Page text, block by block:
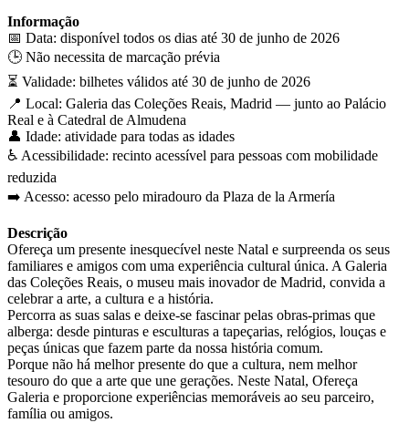
Informação
📅 Data: disponível todos os dias até 30 de junho de 2026
🕒 Não necessita de marcação prévia
⏳ Validade: bilhetes válidos até 30 de junho de 2026
📍 Local: Galeria das Coleções Reais, Madrid — junto ao Palácio
Real e à Catedral de Almudena
👤 Idade: atividade para todas as idades
♿ Acessibilidade: recinto acessível para pessoas com mobilidade
reduzida
➡️ Acesso: acesso pelo miradouro da Plaza de la Armería
Descrição
Ofereça um presente inesquecível neste Natal e surpreenda os seus
familiares e amigos com uma experiência cultural única. A Galeria
das Coleções Reais, o museu mais inovador de Madrid, convida a
celebrar a arte, a cultura e a história.
Percorra as suas salas e deixe-se fascinar pelas obras-primas que
alberga: desde pinturas e esculturas a tapeçarias, relógios, louças e
peças únicas que fazem parte da nossa história comum.
Porque não há melhor presente do que a cultura, nem melhor
tesouro do que a arte que une gerações. Neste Natal, Ofereça
Galeria e proporcione experiências memoráveis ao seu parceiro,
família ou amigos.